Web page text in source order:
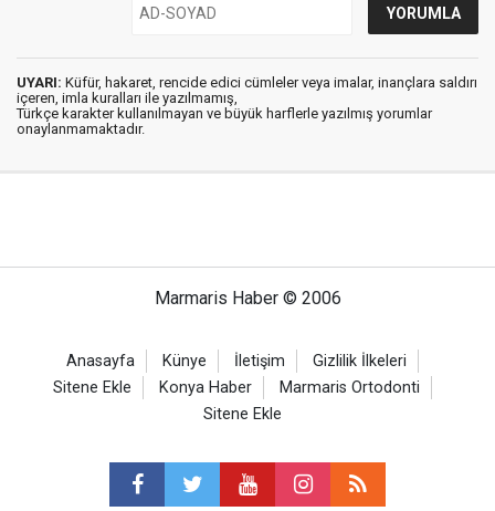
UYARI: Küfür, hakaret, rencide edici cümleler veya imalar, inançlara saldırı
içeren, imla kuralları ile yazılmamış,
Türkçe karakter kullanılmayan ve büyük harflerle yazılmış yorumlar
onaylanmamaktadır.
Marmaris Haber © 2006
Anasayfa Künye İletişim
Gizlilik İlkeleri
Sitene Ekle
Konya Haber
Marmaris Ortodonti
Sitene Ekle